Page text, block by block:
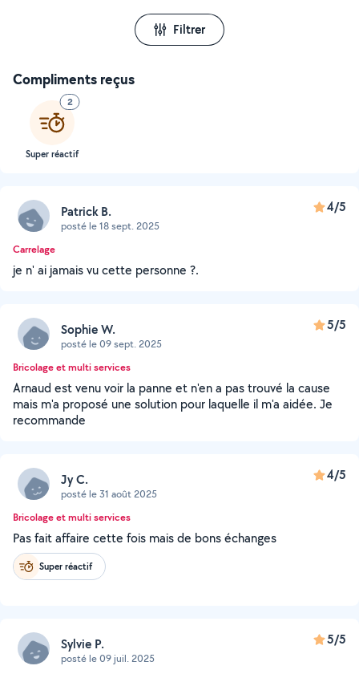
Filtrer
Compliments reçus
2
Super réactif
Patrick B.
posté le 18 sept. 2025
4/5
Carrelage
je n' ai jamais vu cette personne ?.
Sophie W.
posté le 09 sept. 2025
5/5
Bricolage et multi services
Arnaud est venu voir la panne et n'en a pas trouvé la cause
mais m'a proposé une solution pour laquelle il m'a aidée. Je
recommande
Jy C.
posté le 31 août 2025
4/5
Bricolage et multi services
Pas fait affaire cette fois mais de bons échanges
Super réactif
Sylvie P.
posté le 09 juil. 2025
5/5